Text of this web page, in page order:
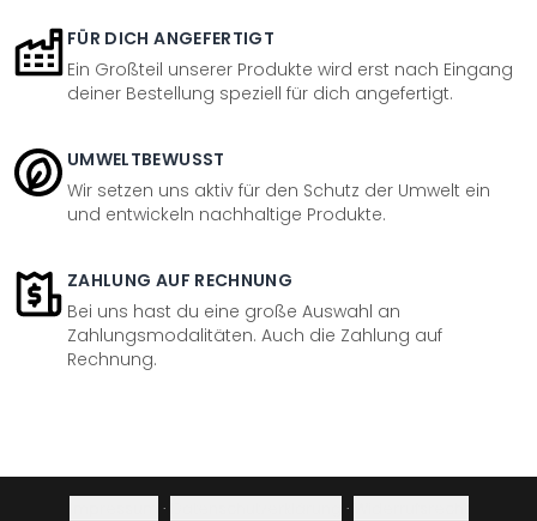
FÜR DICH ANGEFERTIGT
Ein Großteil unserer Produkte wird erst nach Eingang
deiner Bestellung speziell für dich angefertigt.
UMWELTBEWUSST
Wir setzen uns aktiv für den Schutz der Umwelt ein
und entwickeln nachhaltige Produkte.
ZAHLUNG AUF RECHNUNG
Bei uns hast du eine große Auswahl an
Zahlungsmodalitäten. Auch die Zahlung auf
Rechnung.
· ·